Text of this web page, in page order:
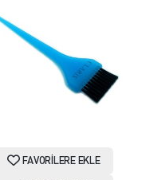
FAVORILERE EKLE